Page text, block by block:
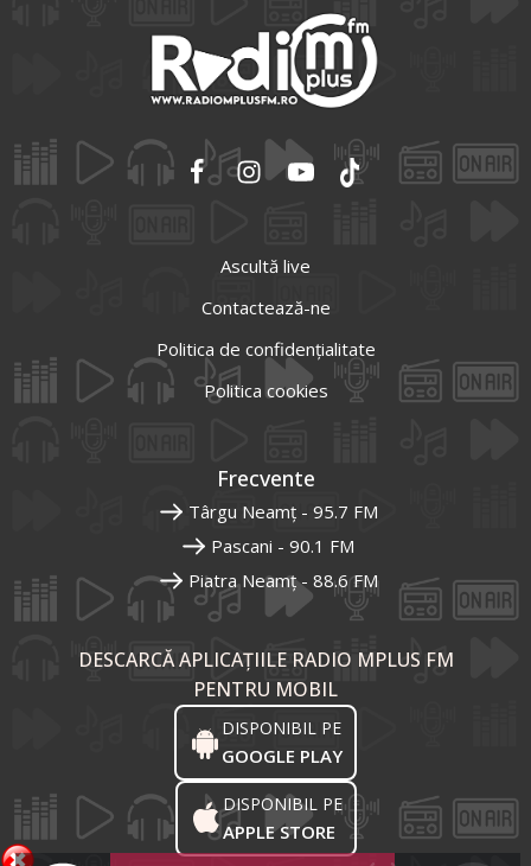
Ascultă live
Contactează-ne
Politica de confidențialitate
Politica cookies
Frecvente
Târgu Neamț - 95.7 FM
Pascani - 90.1 FM
Piatra Neamț - 88.6 FM
DESCARCĂ APLICAȚIILE RADIO MPLUS FM
PENTRU MOBIL
DISPONIBIL PE
GOOGLE PLAY
DISPONIBIL PE
APPLE STORE